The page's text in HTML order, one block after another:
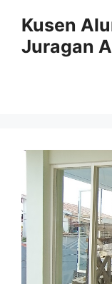
content
Kusen
Juragan